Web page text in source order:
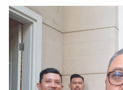
MANCA
INFORMASI
PRIVACY
POLICY
BERITA
WARGA